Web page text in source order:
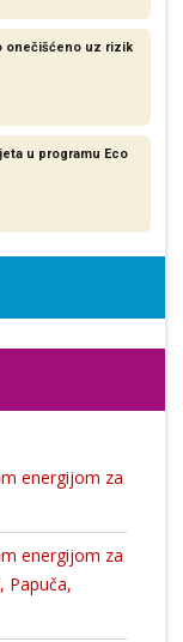
onečišćeno uz rizik
u programu Eco
energijom za
energijom za
Papuča,